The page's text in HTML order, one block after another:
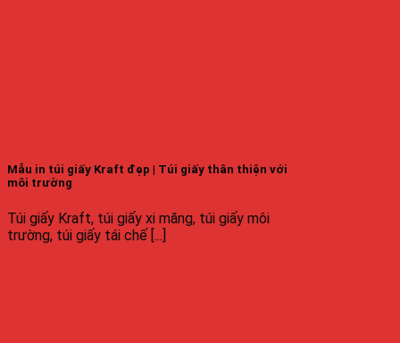
Mẫu in túi giấy Kraft đẹp | Túi giấy thân thiện với
môi trường
Túi giấy Kraft, túi giấy xi măng, túi giấy môi
trường, túi giấy tái chế [...]